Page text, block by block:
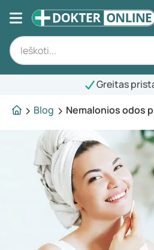
Greitas pristatymas
Blog
Nemalonios odos